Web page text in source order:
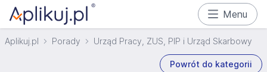
Menu
Aplikuj.pl Porady Urząd Pracy, ZUS, PIP i Urząd Skarbowy
Powrót do kategorii